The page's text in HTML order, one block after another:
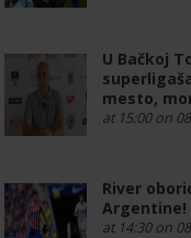
U Bačkoj
mesto,
at 15:00 on
River
Argentine!
at 14:30 on